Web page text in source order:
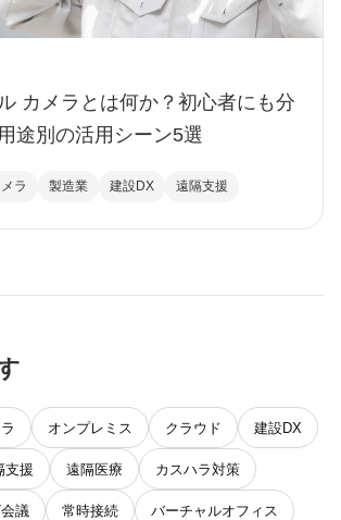
カメラとは何か？初心者にも分
途別の活用シーン5選
ラ 製造業 建設DX 遠隔支援
オンプレミス クラウド 建設DX
支援 遠隔医療 カスハラ対策
議 常時接続 バーチャルオフィス